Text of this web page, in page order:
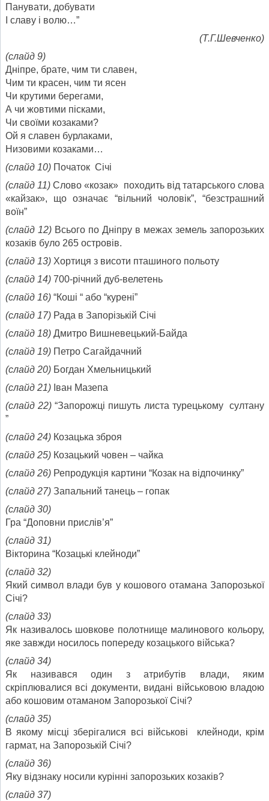
Панувати, добувати
І славу і волю…”
(Т.Г.Шевченко)
(слайд 9)
Дніпре, брате, чим ти славен,
Чим ти красен, чим ти ясен
Чи крутими берегами,
А чи жовтими пісками,
Чи своїми козаками?
Ой я славен бурлаками,
Низовими козаками…
(слайд 10) Початок Січі
(слайд 11)Слово «козак» походить від татарського слова
«кайзак», що означає “вільний чоловік”, “безстрашний
воїн”
(слайд 12) Всього по Дніпру в межах земель запорозьких
козаків було 265 островів.
(слайд 13) Хортиця з висоти пташиного польоту
(слайд 14) 700-річний дуб-велетень
(слайд 16) “Коші “ або “курені”
(слайд 17) Рада в Запорізькій Січі
(слайд 18) Дмитро Вишневецький-Байда
(слайд 19) Петро Сагайдачний
(слайд 20) Богдан Хмельницький
(слайд 21) Іван Мазепа
(слайд 22)“Запорожці пишуть листа турецькому султану
”
(слайд 24) Козацька зброя
(слайд 25) Козацький човен – чайка
(слайд 26) Репродукція картини “Козак на відпочинку”
(слайд 27) Запальний танець – гопак
(слайд 30)
Гра “Доповни прислів’я”
(слайд 31)
Вікторина “Козацькі клейноди”
(слайд 32)
Який символ влади був у кошового отамана Запорозької
Січі?
(слайд 33)
Як називалось шовкове полотнище малинового кольору,
яке завжди носилось попереду козацького війська?
(слайд 34)
Як називався один з атрибутів влади, яким
скріплювалися всі документи, видані військовою владою
або кошовим отаманом Запорозької Січі?
(слайд 35)
В якому місці зберігалися всі військові клейноди, крім
гармат, на Запорозькій Січі?
(слайд 36)
Яку відзнаку носили курінні запорозьких козаків?
(слайд 37)